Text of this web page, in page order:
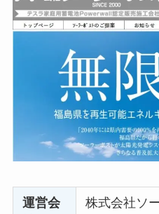
運営会
株式会社ソ